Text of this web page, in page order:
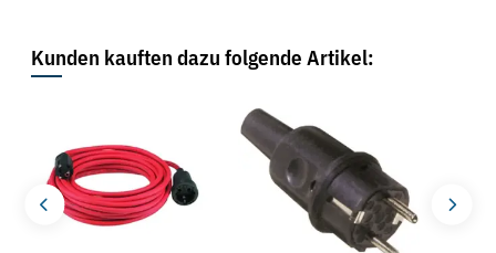
Kunden kauften dazu folgende Artikel: